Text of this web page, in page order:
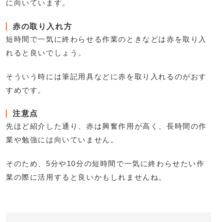
に向いています。
赤の取り入れ方
短時間で一気に終わらせる作業のときなどは赤を取り入
れると良いでしょう。
そういう時には筆記用具などに赤を取り入れるのがおす
すめです。
注意点
先ほど紹介した通り、赤は興奮作用が高く、長時間の作
業や勉強には向いていません。
そのため、5分や10分の短時間で一気に終わらせたい作
業の際に活用すると良いかもしれませんね。